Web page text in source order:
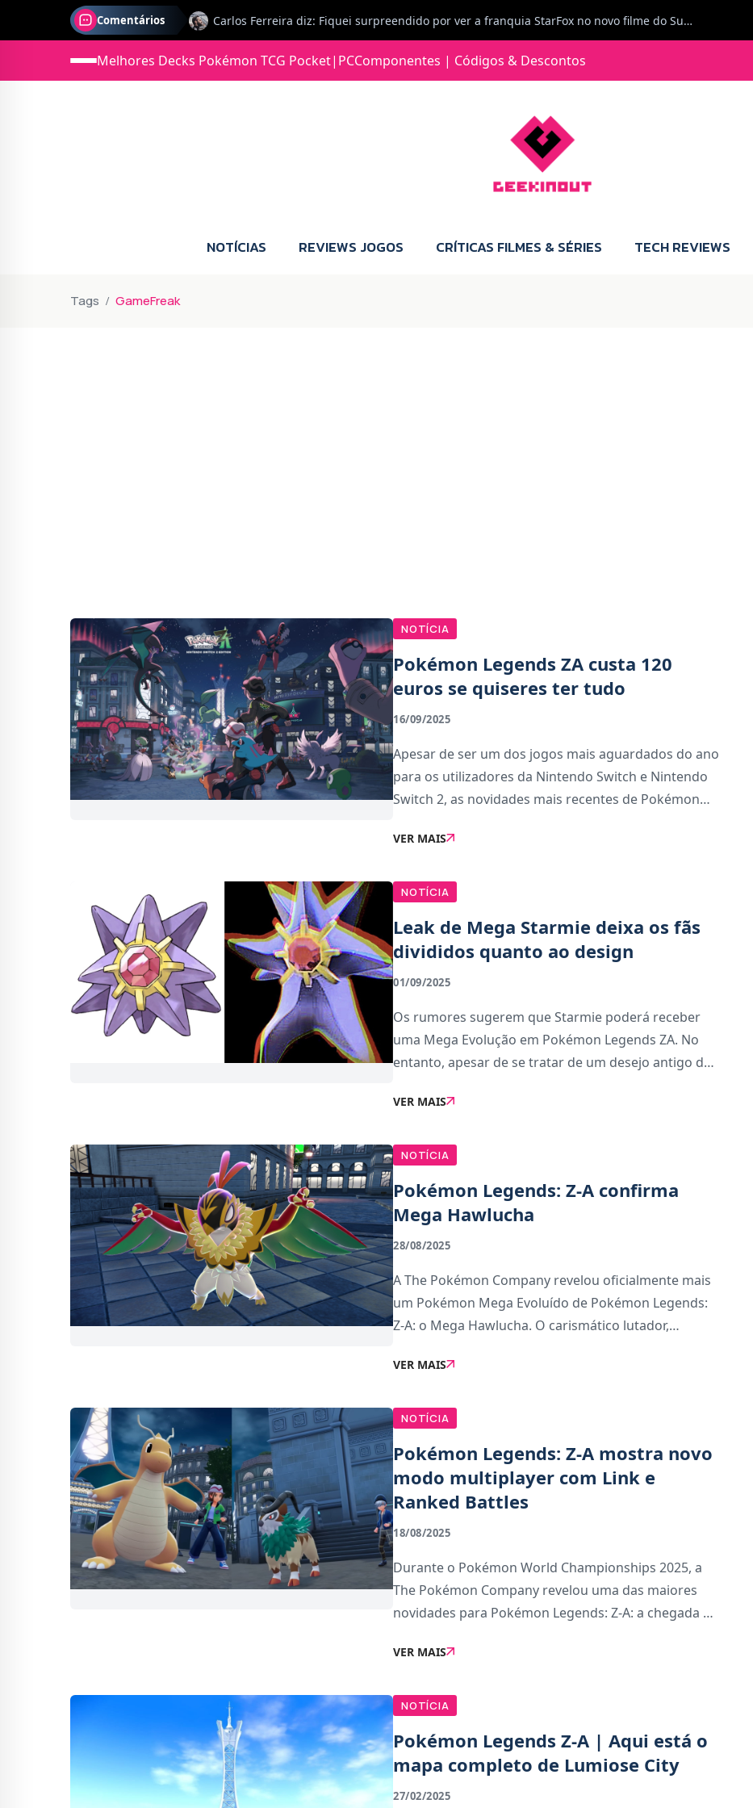
Comentários
Jonas diz: Estou seriamente com vontade para comprar para a Switch 2 :P
Melhores Decks Pokémon TCG Pocket| PCComponentes | Códigos & Descontos
NOTÍCIAS REVIEWS JOGOS CRÍTICAS FILMES & SÉRIES TECH REVIEWS
Tags GameFreak
NOTÍCIA
Pokémon Legends ZA custa 120
euros se quiseres ter tudo
16/09/2025
Apesar de ser um dos jogos mais aguardados do ano
para os utilizadores da Nintendo Switch e Nintendo
Switch 2, as novidades mais recentes de Pokémon
motivo é simples: no mais recente Nintendo Direct
VER MAIS
NOTÍCIA
Leak de Mega Starmie deixa os fãs
divididos quanto ao design
01/09/2025
Os rumores sugerem que Starmie poderá receber
uma Mega Evolução em Pokémon Legends ZA. No
entanto, apesar de se tratar de um desejo antigo dos
negativas.A suposta Mega Evolução ainda não f
VER MAIS
NOTÍCIA
Pokémon Legends: Z-A confirma
Mega Hawlucha
28/08/2025
A The Pokémon Company revelou oficialmente mais
um Pokémon Mega Evoluído de Pokémon Legends:
Z-A: o Mega Hawlucha. O carismático lutador,
ainda mais força e presença através da Mega Evoluç
VER MAIS
NOTÍCIA
Pokémon Legends: Z-A mostra novo
modo multiplayer com Link e
Ranked Battles
18/08/2025
Durante o Pokémon World Championships 2025, a
The Pokémon Company revelou uma das maiores
novidades para Pokémon Legends: Z-A: a chegada do
que introduz Link Battles e Ranked Battles.Nas Link
VER MAIS
NOTÍCIA
Pokémon Legends Z-A | Aqui está o
mapa completo de Lumiose City
27/02/2025